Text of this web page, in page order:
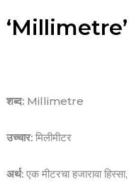
‘Millimetre’
शब्द: Millimetre
उच्चार: मिलीमीटर
अर्थ: एक मीटरचा हजारावा